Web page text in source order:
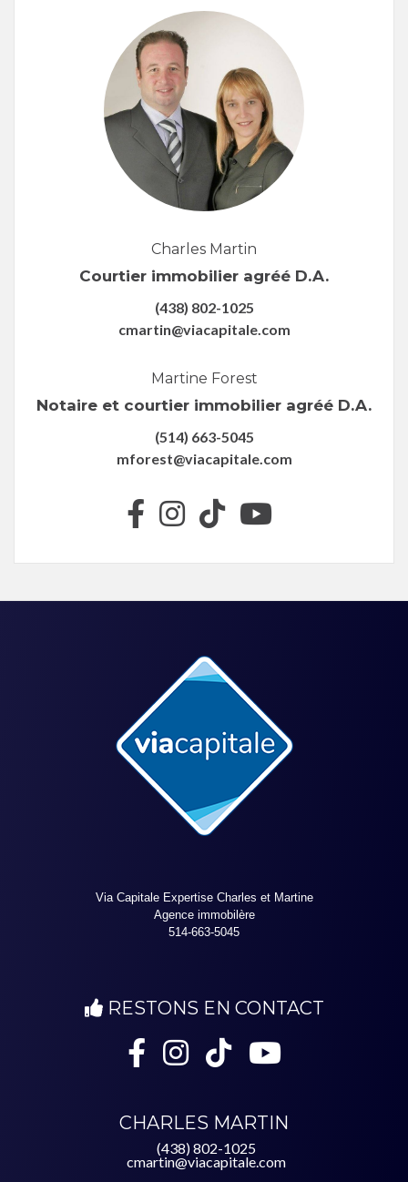
Charles Martin
Courtier immobilier agréé D.A.
(438) 802-1025
cmartin@viacapitale.com
Martine Forest
Notaire et courtier immobilier agréé D.A.
(514) 663-5045
mforest@viacapitale.com
Via Capitale Expertise Charles et Martine
Agence immobilère
514-663-5045
RESTONS EN CONTACT
CHARLES MARTIN
(438) 802-1025
cmartin@viacapitale.com